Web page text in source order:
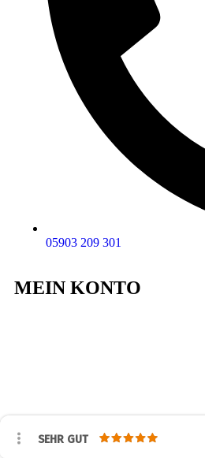
05903 209 301
MEIN KONTO
SEHR GUT